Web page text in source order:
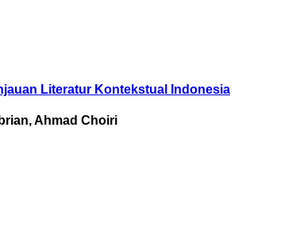
Literatur Kontekstual Indonesia
Ahmad Choiri